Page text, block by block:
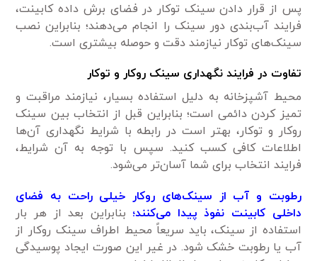
پس از قرار دادن سینک توکار در فضای برش داده کابینت،
فرایند آب‌بندی دور سینک را انجام می‌دهند؛ بنابراین نصب
سینک‌های توکار نیاز‌مند دقت و حوصله بیشتری است.
تفاوت در فرایند نگهداری سینک روکار و توکار
محیط آشپزخانه به دلیل استفاده بسیار، نیاز‌مند مراقبت و
تمیز کردن دائمی است؛ بنابراین قبل از انتخاب بین سینک
روکار و توکار، بهتر است در رابطه با شرایط نگهداری آن‌ها
اطلاعات کافی کسب کنید. سپس با توجه به آن شرایط،
فرایند انتخاب برای شما آسان‌تر می‌شود.
رطوبت و آب از سینک‌های روکار خیلی راحت به فضای
داخلی کابینت نفوذ پیدا می‌کنند؛ بنابراین بعد از هر بار
استفاده از سینک، باید سریعاً محیط اطراف سینک روکار از
آب یا رطوبت خشک شود. در غیر این صورت ایجاد پوسیدگی